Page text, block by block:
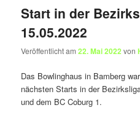
Start in der
15.05.2022
Veröffentlicht am22. Mai 2022von
Das Bowlinghaus in Bamberg
nächsten Starts in der
und dem BC Coburg 1.